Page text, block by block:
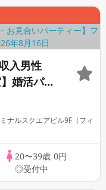
入男性
婚活パー
ナルスクエアビル9F（フィ
20〜39歳 0円
◎受付中